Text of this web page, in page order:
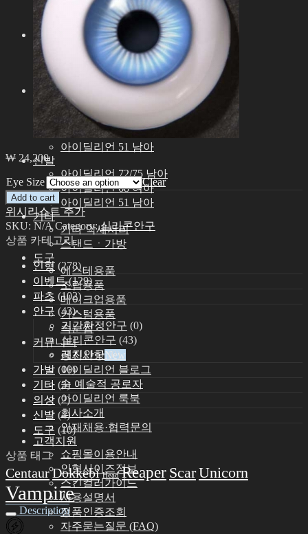
실리콘안구
레진안구
가발
9-10인치 (ID72/75M)
8-9인치 (ID68F)
6-7인치 (ID51M)
의상
아이딜리언 75 남아
아이딜리언 72 남아
아이딜리언 68 여아
아이딜리언 51 남아
신발
아이딜리언 72/75 남아
아이딜리언 68 여아
아이딜리언 51 남아
기타
기타 악세서리
스탠드ㆍ가방
도구
에스테용품
조립용품
메이크업용품
커스텀용품
속눈썹
커뮤니티
공지사항
아이딜리언 블로그
숨 예술적 공로자
아이딜리언 룩북
회사소개
인재채용·협력문의
고객지원
쇼핑몰이용안내
인형사이즈정보
스킨컬러가이드
사용설명서
정품인증조회
자주묻는질문 (FAQ)
₩ 24,200
Eye Size Clear
Add to cart
위시리스트 추가
SKU: N/A Category:실리콘안구
상품 카테고리
인형 (278)
이벤트 (129)
파츠 (102)
안구 (43)
기간한정안구 (0)
실리콘안구 (43)
레진안구 (0)
가발 (10)
기타 (3)
의상 (2)
신발 (4)
도구 (10)
상품 태그
CentaurDokkebi Head Reaper ScarUnicorn
Vampire
Description